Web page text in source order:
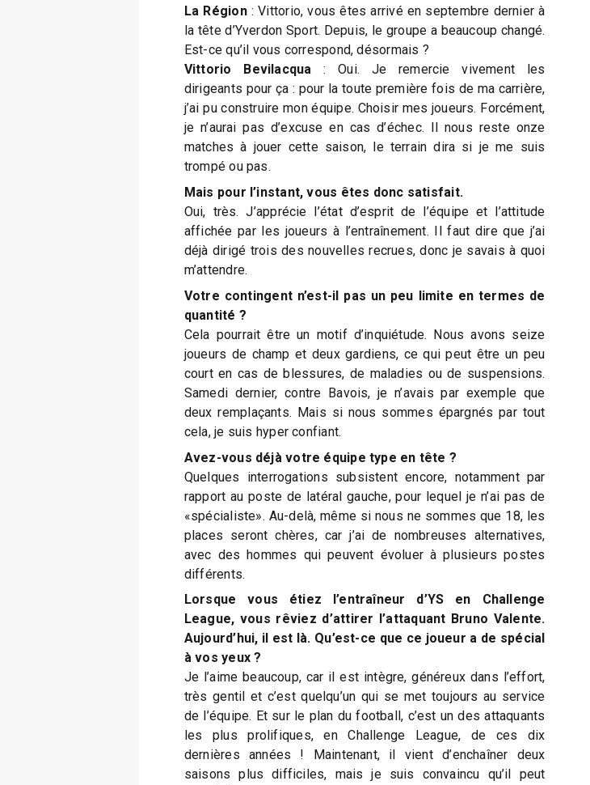
La Région: Vittorio, vous êtes arrivé en septembre dernier à
la tête d’Yverdon Sport. Depuis, le groupe a beaucoup changé.
Est-ce qu’il vous correspond, désormais ?
Vittorio Bevilacqua : Oui. Je remercie vivement les
dirigeants pour ça : pour la toute première fois de ma carrière,
j’ai pu construire mon équipe. Choisir mes joueurs. Forcément,
je n’aurai pas d’excuse en cas d’échec. Il nous reste onze
matches à jouer cette saison, le terrain dira si je me suis
trompé ou pas.
Mais pour l’instant, vous êtes donc satisfait.
Oui, très. J’apprécie l’état d’esprit de l’équipe et l’attitude
affichée par les joueurs à l’entraînement. Il faut dire que j’ai
déjà dirigé trois des nouvelles recrues, donc je savais à quoi
m’attendre.
Votre contingent n’est-il pas un peu limite en termes de
quantité ?
Cela pourrait être un motif d’inquiétude. Nous avons seize
joueurs de champ et deux gardiens, ce qui peut être un peu
court en cas de blessures, de maladies ou de suspensions.
Samedi dernier, contre Bavois, je n’avais par exemple que
deux remplaçants. Mais si nous sommes épargnés par tout
cela, je suis hyper confiant.
Avez-vous déjà votre équipe type en tête ?
Quelques interrogations subsistent encore, notamment par
rapport au poste de latéral gauche, pour lequel je n’ai pas de
«spécialiste». Au-delà, même si nous ne sommes que 18, les
places seront chères, car j’ai de nombreuses alternatives,
avec des hommes qui peuvent évoluer à plusieurs postes
différents.
Lorsque vous étiez l’entraîneur d’YS en Challenge
League, vous rêviez d’attirer l’attaquant Bruno Valente.
Aujourd’hui, il est là. Qu’est-ce que ce joueur a de spécial
à vos yeux ?
Je l’aime beaucoup, car il est intègre, généreux dans l’effort,
très gentil et c’est quelqu’un qui se met toujours au service
de l’équipe. Et sur le plan du football, c’est un des attaquants
les plus prolifiques, en Challenge League, de ces dix
dernières années ! Maintenant, il vient d’enchaîner deux
saisons plus difficiles, mais je suis convaincu qu’il peut